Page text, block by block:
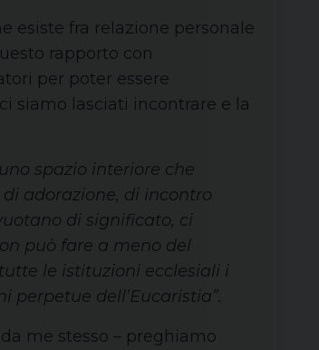
esiste fra relazione personale
rapporto con
per poter essere
siamo lasciati incontrare e la
spazio interiore che
adorazione, di incontro
di significato, ci
può fare a meno del
le istituzioni ecclesiali i
dell’Eucaristia”.
me stesso – preghiamo